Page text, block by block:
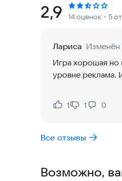
- Уникальность:
энтузиазм по
-
Наслаждайся
проблем и
Просто кликай на
Website:https://zf-
Рейтинг:
2,9 14 оценок ・5
Лариса
Игра хорошая
уровне реклама.
Нравится:
1
Не нравится:
1 0
Все отзывы
Возможно,